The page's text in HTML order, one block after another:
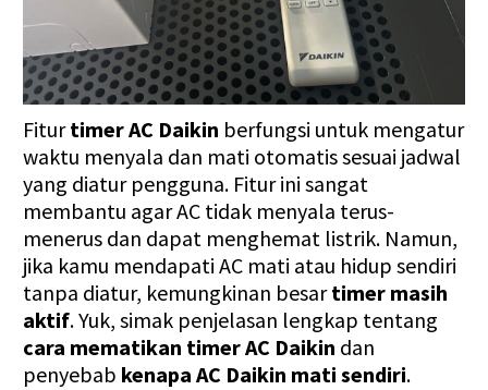
Fiturtimer AC Daikin berfungsi untuk mengatur
waktu menyala dan mati otomatis sesuai jadwal
yang diatur pengguna. Fitur ini sangat
membantu agar AC tidak menyala terus-
menerus dan dapat menghemat listrik. Namun,
jika kamu mendapati AC mati atau hidup sendiri
tanpa diatur, kemungkinan besartimer masih
aktif. Yuk, simak penjelasan lengkap tentang
cara mematikan timer AC Daikin dan
penyebab kenapa AC Daikin mati sendiri.